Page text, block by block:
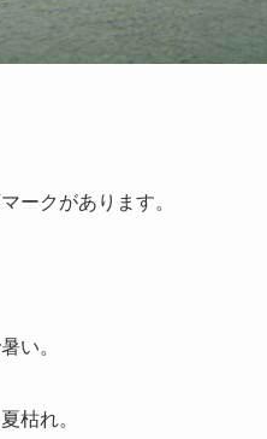
ークがあります。
い。
枯れ。